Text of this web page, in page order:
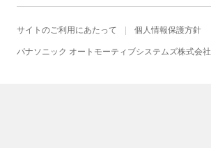
サイトのご利用にあたって 個人情報保護方針
パナソニック オートモーティブシステムズ株式会社